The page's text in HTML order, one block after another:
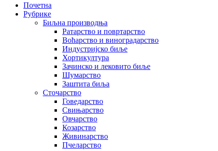
Почетна
Рубрике
Биљна производња
Ратарство и повртарство
Воћарство и виноградарство
Индустријско биље
Хортикултура
Зачинско и лековито биље
Шумарство
Заштита биља
Сточарство
Говедарство
Свињарство
Овчарство
Козарство
Живинарство
Пчеларство